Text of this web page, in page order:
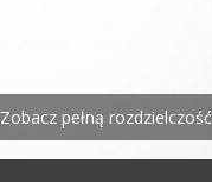
Zobacz pełną rozdzielczość